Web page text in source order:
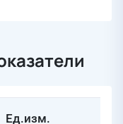
Ед.изм.